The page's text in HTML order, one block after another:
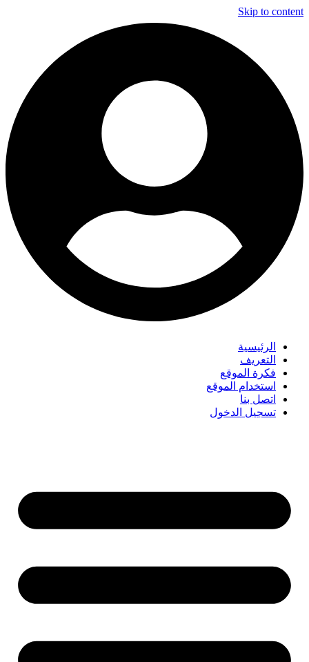
Skip to content
الرئيسية
التعريف
فكرة الموقع
استخدام الموقع
اتصل بنا
تسجيل الدخول